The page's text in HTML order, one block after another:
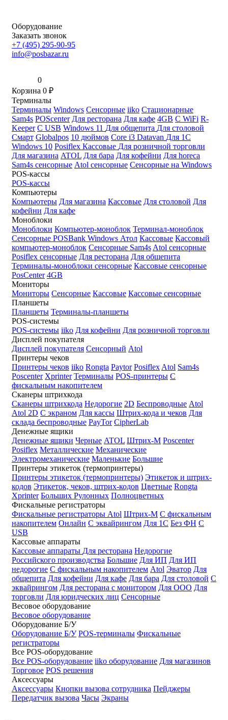
Оборудование
Заказать звонок
+7 (495) 295-90-95
info@posbazar.ru
0
Корзина 0 ₽
Терминалы
Терминалы Windows Сенсорные iiko Стационарные
Sam4s POScenter Для ресторана Для кафе 4GB С WiFi R-
Keeper С USB Windows 11 Для общепита Для столовой
Смарт Globalpos 10 дюймов Core i3 Datavan Для 1С
Windows 10 Posiflex Кассовые Для розничной торговли
Для магазина ATOL Для бара Для кофейни Для horeca
Sam4s сенсорные Atol сенсорные Сенсорные на Windows
POS-кассы
POS-кассы
Компьютеры
Компьютеры Для магазина Кассовые Для столовой Для
кофейни Для кафе
Моноблоки
Моноблоки Компьютер-моноблок Терминал-моноблок
Сенсорные POSBank Windows Атол Кассовые Кассовый
компьютер-моноблок Сенсорные Sam4s Atol сенсорные
Posiflex сенсорные Для ресторана Для общепита
Терминалы-моноблоки сенсорные Кассовые сенсорные
PosCenter 4GB
Мониторы
Мониторы Сенсорные Кассовые Кассовые сенсорные
Планшеты
Планшеты Терминалы-планшеты
POS-системы
POS-системы iiko Для кофейни Для розничной торговли
Дисплей покупателя
Дисплей покупателя Сенсорный Atol
Принтеры чеков
Принтеры чеков iiko Rongta Paytor Posiflex Atol Sam4s
Poscenter Xprinter Терминалы POS-принтеры С
фискальным накопителем
Сканеры штрихкода
Сканеры штрихкода Недорогие 2D Беспроводные Atol
Atol 2D С экраном Для кассы Штрих-кода и чеков Для
склада беспроводные PayTor CipherLab
Денежные ящики
Денежные ящики Черные ATOL Штрих-М Poscenter
Posiflex Металлические Механические
Электромеханические Маленькие Большие
Принтеры этикеток (термопринтеры)
Принтеры этикеток (термопринтеры) Этикеток и штрих-
кодов Этикеток, чеков, штрих-кодов Цветные Rongta
Xprinter Больших Рулонных Полноцветных
Фискальные регистраторы
Фискальные регистраторы Atol Штрих-М С фискальным
накопителем Онлайн С эквайрингом Для 1С Без ФН С
USB
Кассовые аппараты
Кассовые аппараты Для ресторана Недорогие
Российского производства Большие Для ИП Для ИП
недорогие С фискальным накопителем Atol Эватор Для
общепита Для кофейни Для кафе Для бара Для столовой С
эквайрингом Для ресторана с монитором Для ООО Для
торговли Для юридческих лиц Сенсорные
Весовое оборудование
Весовое оборудование
Оборудование Б/У
Оборудование Б/У POS-терминалы Фискальные
регистраторы
Все POS-оборудование
Все POS-оборудование iiko оборудование Для магазинов
Торговое POS решения
Аксессуары
Аксессуары Кнопки вызова сотрудника Пейджеры
Передатчик вызова Часы Экраны